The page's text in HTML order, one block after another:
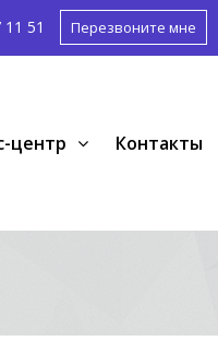
51 Перезвоните мне
центр Контакты